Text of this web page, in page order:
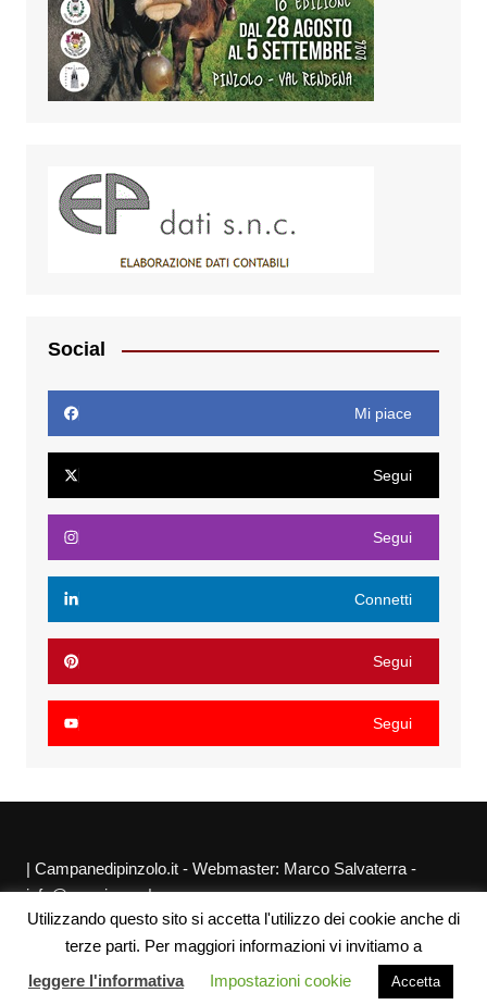
Social
Mi piace
Segui
Segui
Connetti
Segui
Segui
| Campanedipinzolo.it - Webmaster: Marco Salvaterra -
info@agraria.org |
Chi siamo Privacy Policy Sitemap Link utili
Utilizzando questo sito si accetta l'utilizzo dei cookie anche di
terze parti. Per maggiori informazioni vi invitiamo a
leggere l'informativa
Impostazioni cookie Accetta